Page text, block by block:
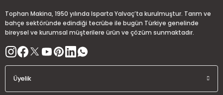
Bu ürüne benzer farklı alternatifler olmalı.
Tophan Makina, 1950 yılında Isparta Yalvaç’ta kurulmuştur. Tarım ve
bahçe sektöründe edindiği tecrübe ile bugün Türkiye genelinde
bireysel ve kurumsal müşterilere ürün ve çözüm sunmaktadır.
Üyelik